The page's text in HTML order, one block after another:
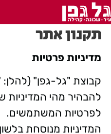
תקנון אתר
מדיניות פרטיות
קבוצת "גל-גפן"
להבהיר מהי המדיניות
לפרטיות המשתמשים.
המדיניות מנוסחת